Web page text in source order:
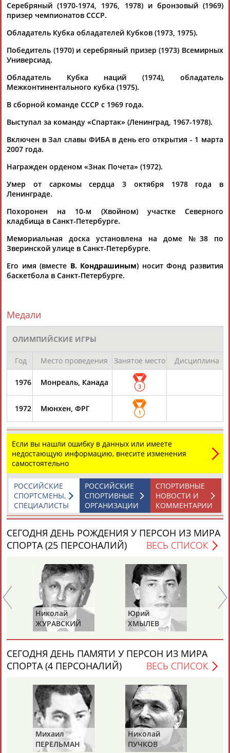
...-1991). В этом списке четыре российских баскетболиста:
Александр Белов, СергейБелов
Зубков.... ...Первая: №1 – Станислав Ерёмин, №2 – Сергей
Белов№3 – Геннадий Вольнов, №4 –Александр ...
(Проект: Информационное агентство СТАДИОН)
05.10.2023
отечественного баскетбола!
...(1938 г.), заслуженных тренеров СССР Георгия Авалишвили,
АлександраГомельского, Степана Спандарьяна (1956 г.)....
...Зал славы ФИБА Лидия Алексеева,Александр
СергейБелов, Ульяна Семёнова и Арвидас Сабонис. В Зал
(Проект:Информационное агентство СТАДИОН )
13.05.2022
Михаил Степанов: Два берега одной реки
Это повествование о величии двух мэтров отечественного
баскетбола, заслуженных тренеров СССР -Александре
Яковлевиче Гомельск... ... В команде тренировались
чемпионы мира АлександрБольшаков, Юрий...
(Проект:Информационное агентство СТАДИОН
Сергей Тараканов избран в Зал славы ФИБА
...славы ФИБА. До него этой чести были удостоены 8 игроков
Александр Белов, СергейБелов, Валдис Валтерс, Наталья...
(Проект:Информационное агентство СТАДИОН
ЦЕЛИ ПРОЕКТА КОНТАКТЫ НАШИ КНОПКИ
Вопросы сотрудничества и совместной деятельности
© Стадион, 1998-2026
Разработка и поддержка ООО НАИТ «Стадион»
Адресов в новостной рассылке: 996
Подпишись
Серебряный (1970-1974, 1976, 1978) и бронзовый (1969)
призер чемпионатов СССР.
Обладатель Кубка обладателей Кубков (1973, 1975).
Победитель (1970) и серебряный призер (1973) Всемирных
Универсиад.
Обладатель Кубка наций (1974), обладатель
Межконтинентального кубка (1975).
В сборной команде СССР с 1969 года.
Выступал за команду «Спартак» (Ленинград, 1967-1978).
Включен в Зал славы ФИБА в день его открытия - 1 марта
2007 года.
Награжден орденом «Знак Почета» (1972).
Умер от саркомы сердца 3 октября 1978 года в
Ленинграде.
Похоронен на 10-м (Хвойном) участке Северного
кладбища в Санкт-Петербурге.
Мемориальная доска установлена на доме №38 по
Зверинской улице в Санкт-Петербурге.
Его имя (вместе В. Кондрашиным) носит Фонд развития
баскетбола в Санкт-Петербурге.
Медали
ОЛИМПИЙСКИЕ ИГРЫ
Год Место проведения Занятое место Дисциплина
1976 Монреаль, Канада 3
1972 Мюнхен, ФРГ 1
Если вы нашли ошибку в данных или имеете
недостающую информацию, внесите изменения
самостоятельно
СПОРТИВНЫЕ
НОВОСТИ И
КОММЕНТАРИИ
РОССИЙСКИЕ
СПОРТИВНЫЕ
ОРГАНИЗАЦИИ
РОССИЙСКИЕ
СПОРТСМЕНЫ,
СПЕЦИАЛИСТЫ
СЕГОДНЯ ДЕНЬ РОЖДЕНИЯ У ПЕРСОН ИЗ МИРА
СПОРТА (25 ПЕРСОНАЛИЙ)
ВЕСЬ СПИСОК
Николай
ЖУРАВСКИЙ
Юрий
ХМЫЛЕВ
СЕГОДНЯ ДЕНЬ ПАМЯТИ У ПЕРСОН ИЗ МИРА
СПОРТА (4 ПЕРСОНАЛИЙ)
ВЕСЬ СПИСОК
Михаил
ПЕРЕЛЬМАН
Николай
ПУЧКОВ